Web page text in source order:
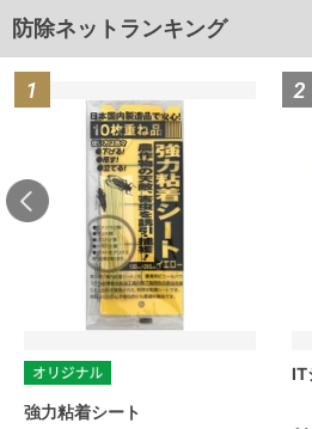
防除ネットランキング
強力粘着シート